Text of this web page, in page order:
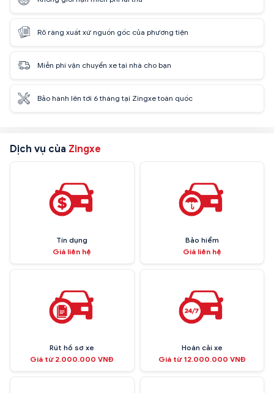
Rõ ràng xuất xứ nguồn gốc của phương tiện
Miễn phí vận chuyển xe tại nhà cho bạn
Bảo hành lên tới 6 tháng tại Zingxe toàn quốc
Dịch vụ của Zingxe
Tín dụng
Giá liên hệ
Bảo hiểm
Giá liên hệ
Rút hồ sơ xe
Giá từ 2.000.000 VNĐ
Hoán cải xe
Giá từ 12.000.000 VNĐ